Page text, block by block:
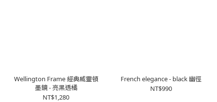
Wellington Frame 經典威靈頓
墨鏡 - 亮黑透橘
NT$1,280
French elegance - black 幽徑
NT$990